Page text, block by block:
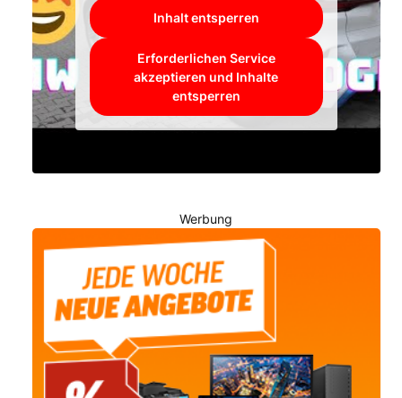
Inhalt entsperren
Erforderlichen Service
akzeptieren und Inhalte
entsperren
Werbung